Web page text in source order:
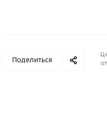
Поделиться